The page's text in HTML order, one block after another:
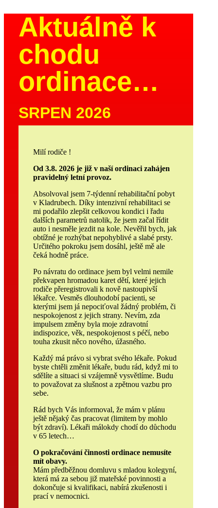
Aktuálně k
chodu
ordinace…
SRPEN 2026
Milí rodiče !
Od 3.8. 2026 je již v naší ordinaci zahájen
pravidelný letní provoz.
Absolvoval jsem 7-týdenní rehabilitační pobyt
v Kladrubech. Díky intenzivní rehabilitaci se
mi podařilo zlepšit celkovou kondici i řadu
dalších parametrů natolik, že jsem začal řídit
auto i nesměle jezdit na kole. Nevěřil bych, jak
obtížné je rozhýbat nepohyblivé a slabé prsty.
Určitého pokroku jsem dosáhl, ještě mě ale
čeká hodně práce.
Po návratu do ordinace jsem byl velmi nemile
překvapen hromadou karet dětí, které jejich
rodiče přeregistrovali k nově nastoupivší
lékařce. Vesměs dlouhodobí pacienti, se
kterými jsem já nepociťoval žádný problém, či
nespokojenost z jejich strany. Nevím, zda
impulsem změny byla moje zdravotní
indispozice, věk, nespokojenost s péčí, nebo
touha zkusit něco nového, úžasného.
Každý má právo si vybrat svého lékaře. Pokud
byste chtěli změnit lékaře, budu rád, když mi to
sdělíte a situaci si vzájemně vysvětlíme. Budu
to považovat za slušnost a zpětnou vazbu pro
sebe.
Rád bych Vás informoval, že mám v plánu
ještě nějaký čas pracovat (limitem by mohlo
být zdraví). Lékaři málokdy chodí do důchodu
v 65 letech…
O pokračování činnosti ordinace nemusíte
mít obavy.
Mám předběžnou domluvu s mladou kolegyní,
která má za sebou již mateřské povinnosti a
dokončuje si kvalifikaci, nabírá zkušenosti i
prací v nemocnici.